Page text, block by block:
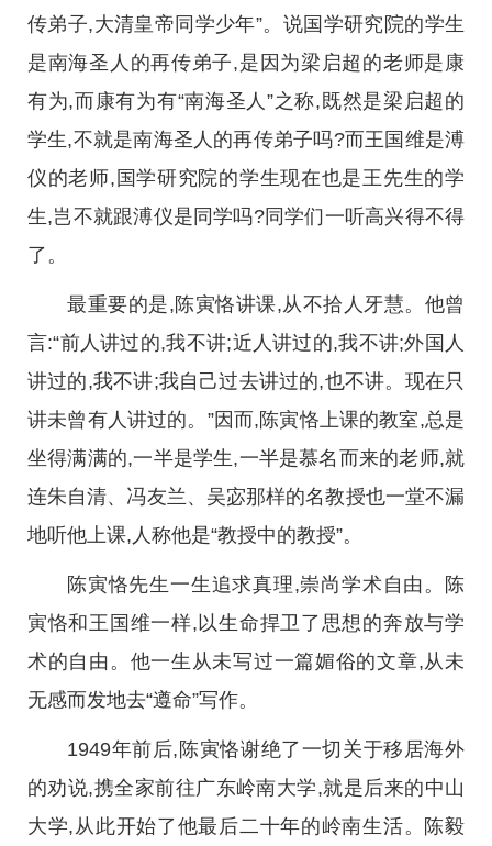
传弟子,大清皇帝同学少年”。说国学研究院的学生
是南海圣人的再传弟子,是因为梁启超的老师是康
有为,而康有为有“南海圣人”之称,既然是梁启超的
学生,不就是南海圣人的再传弟子吗?而王国维是溥
仪的老师,国学研究院的学生现在也是王先生的学
生,岂不就跟溥仪是同学吗?同学们一听高兴得不得
了。
最重要的是,陈寅恪讲课,从不拾人牙慧。他曾
言:“前人讲过的,我不讲;近人讲过的,我不讲;外国人
讲过的,我不讲;我自己过去讲过的,也不讲。现在只
讲未曾有人讲过的。”因而,陈寅恪上课的教室,总是
坐得满满的,一半是学生,一半是慕名而来的老师,就
连朱自清、冯友兰、吴宓那样的名教授也一堂不漏
地听他上课,人称他是“教授中的教授”。
陈寅恪先生一生追求真理,崇尚学术自由。陈
寅恪和王国维一样,以生命捍卫了思想的奔放与学
术的自由。他一生从未写过一篇媚俗的文章,从未
无感而发地去“遵命”写作。
1949年前后,陈寅恪谢绝了一切关于移居海外
的劝说,携全家前往广东岭南大学,就是后来的中山
大学,从此开始了他最后二十年的岭南生活。陈毅